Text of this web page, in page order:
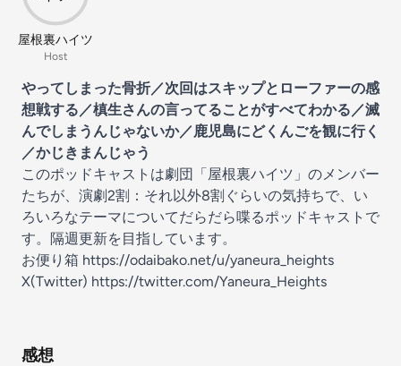
屋根裏ハイツ
Host
やってしまった骨折／次回はスキップとローファーの感
想戦する／槙生さんの言ってることがすべてわかる／滅
んでしまうんじゃないか／鹿児島にどくんごを観に行く
／かじきまんじゃう
このポッドキャストは劇団「屋根裏ハイツ」のメンバー
たちが、演劇2割：それ以外8割ぐらいの気持ちで、い
ろいろなテーマについてだらだら喋るポッドキャストで
す。隔週更新を目指しています。
お便り箱 https://odaibako.net/u/yaneura_heights
X(Twitter) https://twitter.com/Yaneura_Heights
感想